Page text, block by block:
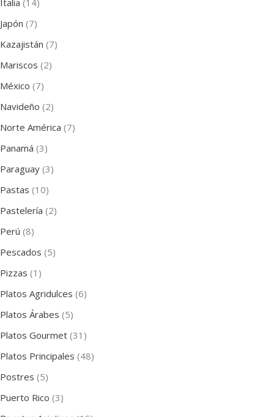
Italia (14)
Japón (7)
Kazajistán (7)
Mariscos (2)
México (7)
Navideño (2)
Norte América (7)
Panamá (3)
Paraguay (3)
Pastas (10)
Pastelería (2)
Perú (8)
Pescados (5)
Pizzas (1)
Platos Agridulces (6)
Platos Árabes (5)
Platos Gourmet (31)
Platos Principales (48)
Postres (5)
Puerto Rico (3)